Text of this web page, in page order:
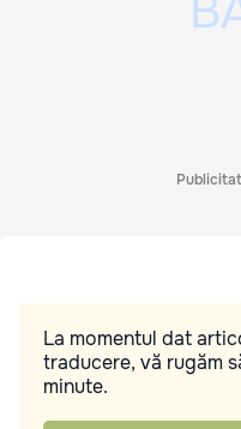
La momentul dat
traducere, vă rugăm
minute.